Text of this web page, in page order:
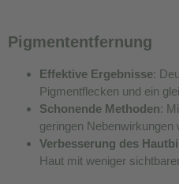
Pigmententfernung
Effektive Ergebnisse:
Pigmentflecken und ein
Schonende Methoden:
geringen Nebenwirkungen
Verbesserung des
Haut mit weniger